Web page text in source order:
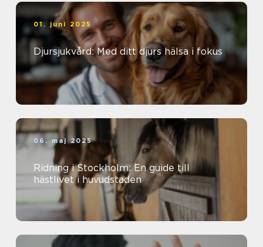
01. juni 2025
Djursjukvård: Med ditt djurs hälsa i fokus
06. maj 2025
Ridning i Stockholm: En guide till
hästlivet i huvudstaden